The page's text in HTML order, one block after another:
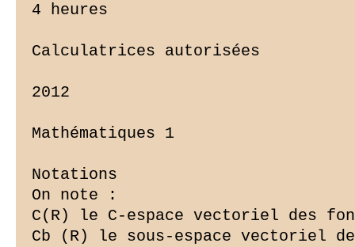
4 heures
Calculatrices autorisées
2012
Mathématiques 1
Notations
On note :
C(R) le C-espace vectoriel des
Cb (R) le sous-espace vectoriel